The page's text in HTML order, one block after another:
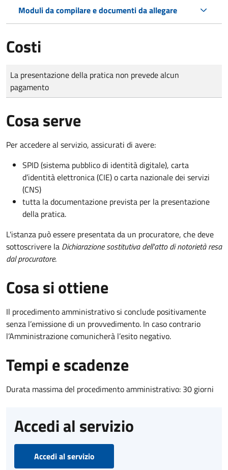
Moduli da compilare e documenti da allegare
Costi
Tipo di pagamento
Importo
La presentazione della pratica non prevede alcun
pagamento
Cosa serve
Per accedere al servizio, assicurati di avere:
SPID (sistema pubblico di identità digitale), carta
d’identità elettronica (CIE) o carta nazionale dei servizi
(CNS)
tutta la documentazione prevista per la presentazione
della pratica.
L'istanza può essere presentata da un procuratore, che deve
sottoscrivere la Dichiarazione sostitutiva dell'atto di notorietà resa
dal procuratore.
Cosa si ottiene
Il procedimento amministrativo si conclude positivamente
senza l’emissione di un provvedimento. In caso contrario
l’Amministrazione comunicherà l’esito negativo.
Tempi e scadenze
Durata massima del procedimento amministrativo: 30 giorni
Accedi al servizio
Accedi al servizio